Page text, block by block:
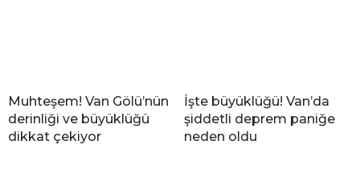
Muhteşem! Van Gölü’nün
derinliği ve büyüklüğü
dikkat çekiyor
İşte büyüklüğü! Van’da
şiddetli deprem paniğe
neden oldu